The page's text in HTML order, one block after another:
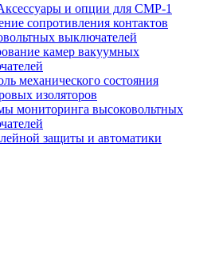
и опции для СМР-1
сопротивления контактов
выключателей
камер вакуумных
механического состояния
изоляторов
мониторинга высоковольтных
защиты и автоматики